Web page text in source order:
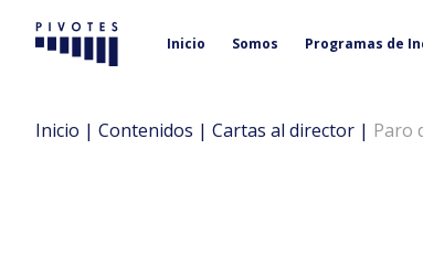
Pivotes Inicio Somos Programas de
Inicio | Contenidos | Cartas al director | Paro